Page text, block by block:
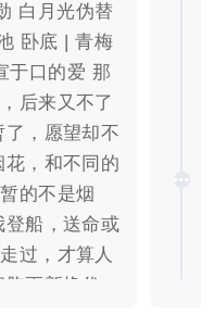
白月光伪替
卧底 | 青梅
于口的爱 那
后来又不了
，愿望却不
，和不同的
的不是烟
船，送命或
过，才算人
更新换代，